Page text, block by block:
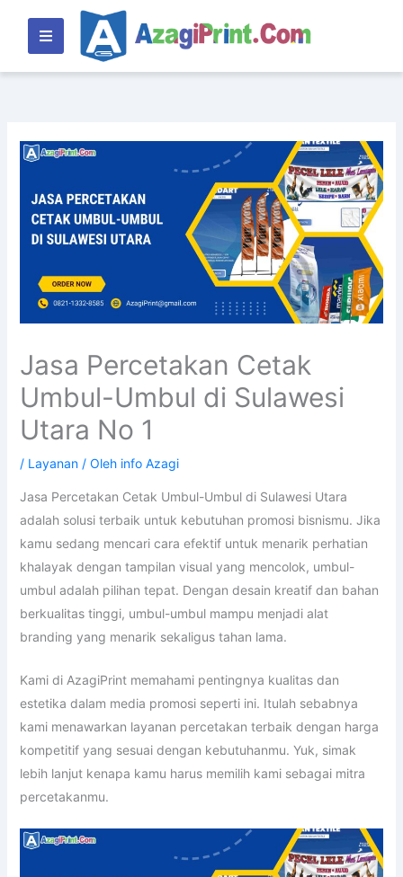
konten
Jasa Percetakan Cetak
Umbul-Umbul di Sulawesi
Utara No 1
/ Layanan/ Oleh info Azagi
Jasa Percetakan Cetak Umbul-Umbul di Sulawesi Utara
adalah solusi terbaik untuk kebutuhan promosi bisnismu. Jika
kamu sedang mencari cara efektif untuk menarik perhatian
khalayak dengan tampilan visual yang mencolok, umbul-
umbul adalah pilihan tepat. Dengan desain kreatif dan bahan
berkualitas tinggi, umbul-umbul mampu menjadi alat
branding yang menarik sekaligus tahan lama.
Kami di AzagiPrint memahami pentingnya kualitas dan
estetika dalam media promosi seperti ini. Itulah sebabnya
kami menawarkan layanan percetakan terbaik dengan harga
kompetitif yang sesuai dengan kebutuhanmu. Yuk, simak
lebih lanjut kenapa kamu harus memilih kami sebagai mitra
percetakanmu.